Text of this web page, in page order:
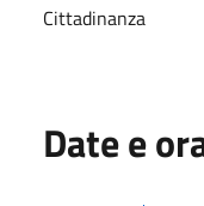
Cittadinanza
Date e